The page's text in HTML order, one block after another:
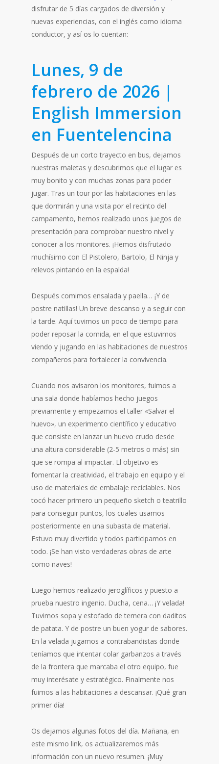
disfrutar de 5 días cargados de diversión y
nuevas experiencias, con el inglés como idioma
conductor, y así os lo cuentan:
Lunes, 9 de
febrero de 2026 |
English Immersion
en Fuentelencina
Después de un corto trayecto en bus, dejamos
nuestras maletas y descubrimos que el lugar es
muy bonito y con muchas zonas para poder
jugar. Tras un tour por las habitaciones en las
que dormirán y una visita por el recinto del
campamento, hemos realizado unos juegos de
presentación para comprobar nuestro nivel y
conocer a los monitores. ¡Hemos disfrutado
muchísimo con El Pistolero, Bartolo, El Ninja y
relevos pintando en la espalda!
Después comimos ensalada y paella… ¡Y de
postre natillas! Un breve descanso y a seguir con
la tarde. Aquí tuvimos un poco de tiempo para
poder reposar la comida, en el que estuvimos
viendo y jugando en las habitaciones de nuestros
compañeros para fortalecer la convivencia.
Cuando nos avisaron los monitores, fuimos a
una sala donde habíamos hecho juegos
previamente y empezamos el taller «Salvar el
huevo», un experimento científico y educativo
que consiste en lanzar un huevo crudo desde
una altura considerable (2-5 metros o más) sin
que se rompa al impactar. El objetivo es
fomentar la creatividad, el trabajo en equipo y el
uso de materiales de embalaje reciclables. Nos
tocó hacer primero un pequeño sketch o teatrillo
para conseguir puntos, los cuales usamos
posteriormente en una subasta de material.
Estuvo muy divertido y todos participamos en
todo. ¡Se han visto verdaderas obras de arte
como naves!
Luego hemos realizado jeroglíficos y puesto a
prueba nuestro ingenio. Ducha, cena… ¡Y velada!
Tuvimos sopa y estofado de ternera con daditos
de patata. Y de postre un buen yogur de sabores.
En la velada jugamos a contrabandistas donde
teníamos que intentar colar garbanzos a través
de la frontera que marcaba el otro equipo, fue
muy interésate y estratégico. Finalmente nos
fuimos a las habitaciones a descansar. ¡Qué gran
primer día!
Os dejamos algunas fotos del día. Mañana, en
este mismo link, os actualizaremos más
información con un nuevo resumen. ¡Muy